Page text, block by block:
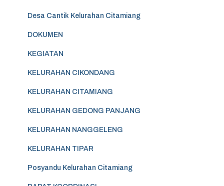
Desa Cantik Kelurahan Citamiang
DOKUMEN
KEGIATAN
KELURAHAN CIKONDANG
KELURAHAN CITAMIANG
KELURAHAN GEDONG PANJANG
KELURAHAN NANGGELENG
KELURAHAN TIPAR
Posyandu Kelurahan Citamiang